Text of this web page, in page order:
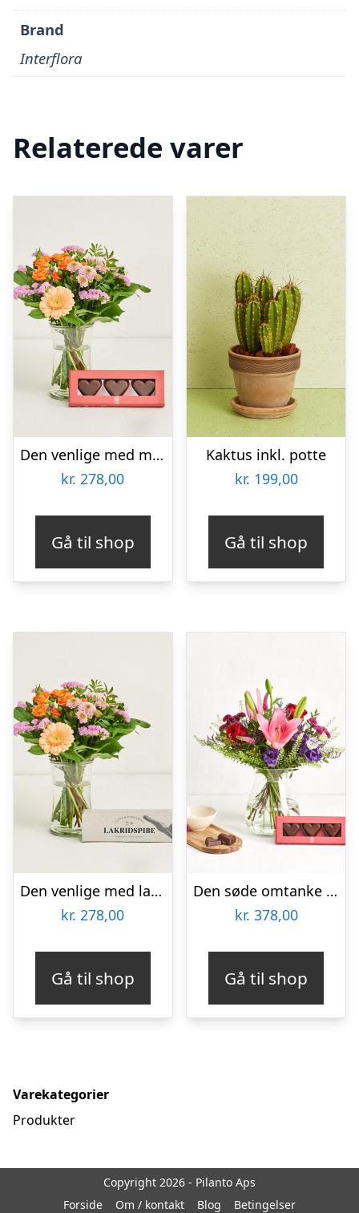
Brand
Interflora
Relaterede varer
Den venlige med marcipanhjerter
kr. 278,00
Gå til shop
Kaktus inkl. potte
kr. 199,00
Gå til shop
Den venlige med lakridspibe
kr. 278,00
Gå til shop
Den søde omtanke med marcipanhjerter
kr. 378,00
Gå til shop
Varekategorier
Produkter
Copyright 2026 - Pilanto Aps
Forside
Om / kontakt Blog Betingelser